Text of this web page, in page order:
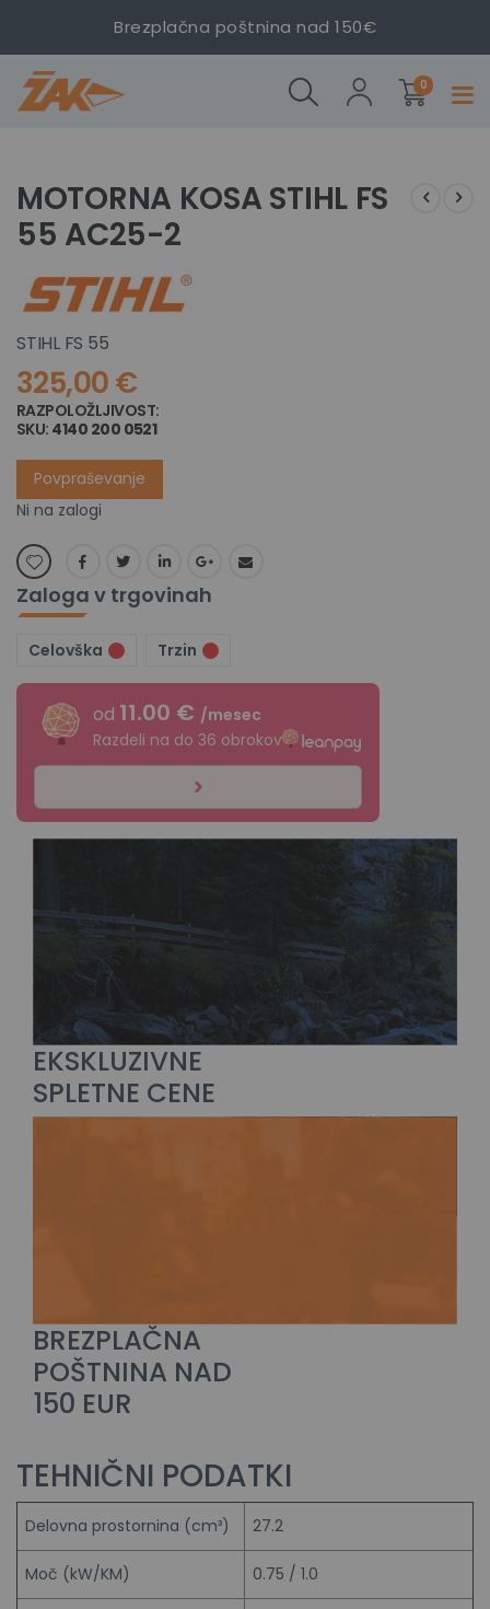
Brezplačna poštnina nad 150€
0izdelki
na
konec
galerije
slik
STIHL FS
55 AC25-
na
začetek
galerije
slik
MOTORNA KOSA STIHL FS
55 AC25-2
STIHL FS 55
325,00 €
RAZPOLOŽLJIVOST:
SKU 4140 200 0521
Povpraševanje
Ni na zalogi
Zaloga v trgovinah
Celovška Trzin
od 11.00 € /mesec
Razdeli na do 36 obrokov
EKSKLUZIVNE
SPLETNE CENE
BREZPLAČNA
POŠTNINA NAD
150 EUR
TEHNIČNI PODATKI
Delovna prostornina (cm³) 27.2
Moč (kW/KM) 0.75 / 1.0